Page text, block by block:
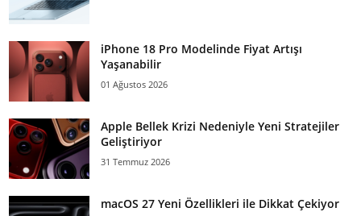
iPhone 18 Pro Modelinde Fiyat Artışı
Yaşanabilir
01 Ağustos 2026
Apple Bellek Krizi Nedeniyle Yeni Stratejiler
Geliştiriyor
31 Temmuz 2026
macOS 27 Yeni Özellikleri ile Dikkat Çekiyor